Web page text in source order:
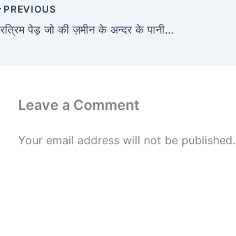
PREVIOUS
क्रत्रिम पेड़ जो की ज़मीन के अन्दर के पानी को बाँध कर रखेंगे |Synthetic trees could tap underground water in arid areas
Leave a Comment
Your email address will not be published.